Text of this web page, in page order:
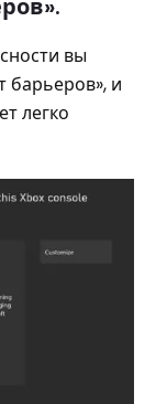
вы
барьеров», и
легко